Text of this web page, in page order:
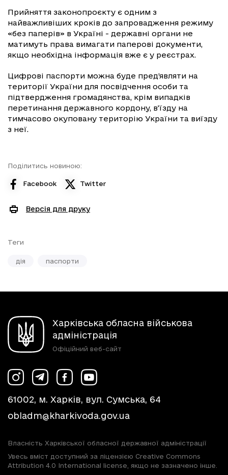
Прийняття законопроєкту є одним з
найважливіших кроків до запровадження режиму
«без паперів» в Україні - державні органи не
матимуть права вимагати паперові документи,
якщо необхідна інформація вже є у реєстрах.
Цифрові паспорти можна буде пред’являти на
території України для посвідчення особи та
підтвердження громадянства, крім випадків
перетинання державного кордону, в’їзду на
тимчасово окуповану територію України та виїзду
з неї.
Поділитись новиною:
Facebook Twitter
Версія для друку
Теги
дія паспорти
Харківська обласна військова
адміністрація
Офіційний веб-сайт
61002, м. Харків, вул. Сумська, 64
obladm@kharkivoda.gov.ua
Власність Харківської обласної державної адміністрації
Увесь вміст доступний за ліцензією Creative Commons
Attribution 4.0 International license, якщо не зазначено інше.